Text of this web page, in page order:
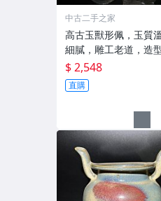
中古二手之家
高古玉獸形佩，玉質
細膩，雕工老道，造
動，整
$ 2,548
直購